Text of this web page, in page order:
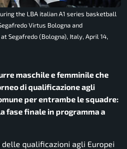
the LBA italian A1 series basketball
Virtus Bologna and
Segafredo (Bologna), Italy, April 14,
maschile e femminile che
di qualificazione agli
per entrambe le squadre:
fase finale in programma a
qualificazioni agli Europei